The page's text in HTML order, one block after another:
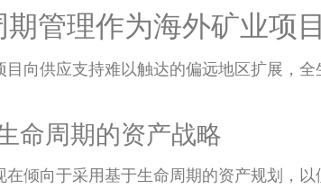
期管理作为海外矿业项
目向供应支持难以触达的偏远地区扩展，
命周期的资产战略
在倾向于采用基于生命周期的资产规划，以